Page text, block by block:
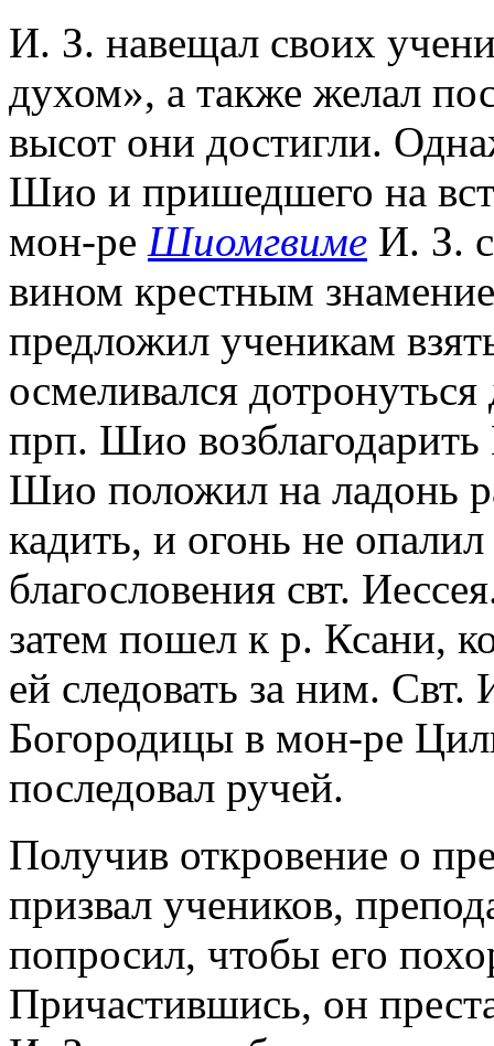
И. З. навещал своих
духом», а также желал
высот они достигли.
Шио и пришедшего на
мон-ре Шиомгвиме И. З.
вином крестным
предложил ученикам
осмеливался
прп. Шио возблагодарить
Шио положил на ладонь
кадить, и огонь не
благословения свт.
затем пошел к р. Ксани,
ей следовать за ним.
Богородицы в мон-ре
последовал ручей.
Получив откровение о
призвал учеников,
попросил, чтобы его
Причастившись, он